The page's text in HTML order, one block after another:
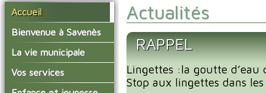
Accueil
Bienvenue à Savenès
Situer Savenès
Savenès en chiffre
L'histoire du village
La vie municipale
Vos élus
Les compte-rendus du
Vos services
La mairie
Actualités
RAPPEL
Lingettes :la goutte
Stop aux lingettes dans